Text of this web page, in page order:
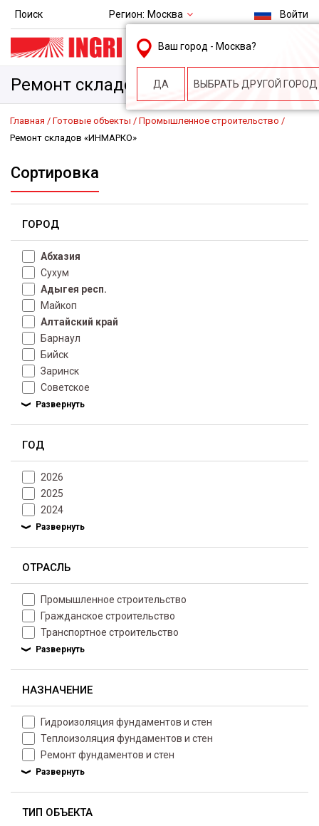
Поиск Регион: Москва
Ваш город - Москва?
ДА ВЫБРАТЬ ДРУГОЙ ГОРОД
Войти
msk@ingri.ru
пн. – пт.: 9.00-18.00
Ремонт складов «ИНМАРКО»
Главная Готовые объекты
Промышленное строительство
Ремонт складов «ИНМАРКО»
Сортировка
ГОРОД
Абхазия
Сухум
Адыгея респ.
Майкоп
Алтайский край
Барнаул
Бийск
Заринск
Советское
ГОД
2026
2025
2024
ОТРАСЛЬ
Промышленное строительство
Гражданское строительство
Транспортное строительство
НАЗНАЧЕНИЕ
Гидроизоляция фундаментов и стен
Теплоизоляция фундаментов и стен
Ремонт фундаментов и стен
ТИП ОБЪЕКТА